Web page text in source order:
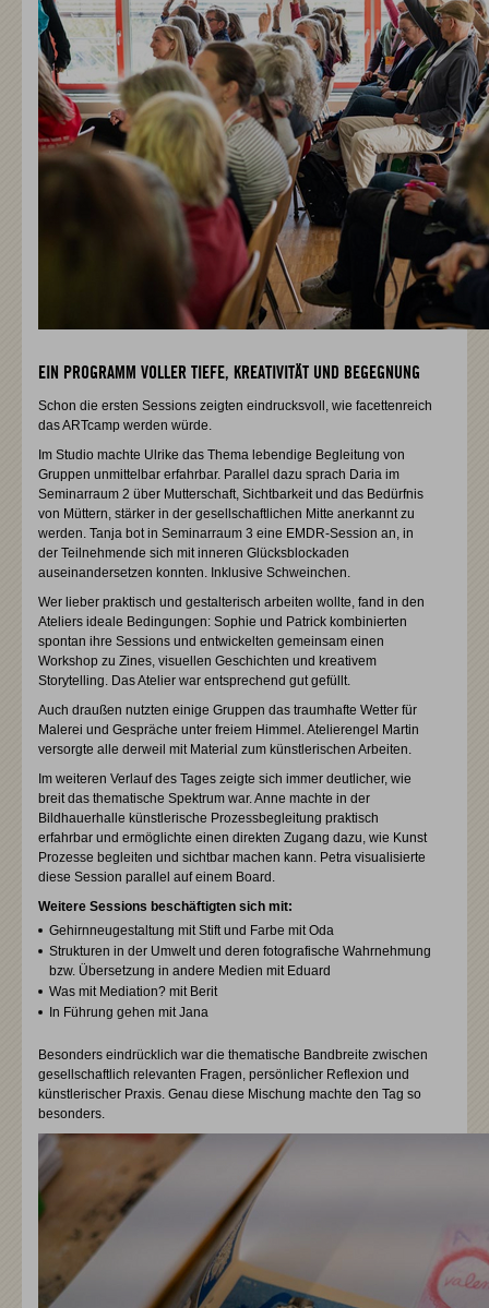
EIN PROGRAMM VOLLER TIEFE, KREATIVITÄT UND BEGEGNUNG
Schon die ersten Sessions zeigten eindrucksvoll, wie facettenreich
das ARTcamp werden würde.
Im Studio machte Ulrike das Thema lebendige Begleitung von
Gruppen unmittelbar erfahrbar. Parallel dazu sprach Daria im
Seminarraum 2 über Mutterschaft, Sichtbarkeit und das Bedürfnis
von Müttern, stärker in der gesellschaftlichen Mitte anerkannt zu
werden. Tanja bot in Seminarraum 3 eine EMDR-Session an, in
der Teilnehmende sich mit inneren Glücksblockaden
auseinandersetzen konnten. Inklusive Schweinchen.
Wer lieber praktisch und gestalterisch arbeiten wollte, fand in den
Ateliers ideale Bedingungen: Sophie und Patrick kombinierten
spontan ihre Sessions und entwickelten gemeinsam einen
Workshop zu Zines, visuellen Geschichten und kreativem
Storytelling. Das Atelier war entsprechend gut gefüllt.
Auch draußen nutzten einige Gruppen das traumhafte Wetter für
Malerei und Gespräche unter freiem Himmel. Atelierengel Martin
versorgte alle derweil mit Material zum künstlerischen Arbeiten.
Im weiteren Verlauf des Tages zeigte sich immer deutlicher, wie
breit das thematische Spektrum war. Anne machte in der
Bildhauerhalle künstlerische Prozessbegleitung praktisch
erfahrbar und ermöglichte einen direkten Zugang dazu, wie Kunst
Prozesse begleiten und sichtbar machen kann. Petra visualisierte
diese Session parallel auf einem Board.
Weitere Sessions beschäftigten sich mit:
Gehirnneugestaltung mit Stift und Farbe mit Oda
Strukturen in der Umwelt und deren fotografische Wahrnehmung
bzw. Übersetzung in andere Medien mit Eduard
Was mit Mediation? mit Berit
In Führung gehen mit Jana
Besonders eindrücklich war die thematische Bandbreite zwischen
gesellschaftlich relevanten Fragen, persönlicher Reflexion und
künstlerischer Praxis. Genau diese Mischung machte den Tag so
besonders.